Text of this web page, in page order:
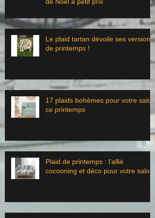
Le plaid tartan dévoile ses versions
de printemps !
17 plaids bohèmes pour votre salon
ce printemps
Plaid de printemps : l’allié
cocooning et déco pour votre salon